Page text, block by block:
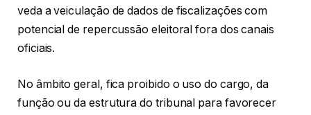
veda a veiculação de dados de fiscalizações com
potencial de repercussão eleitoral fora dos canais
oficiais.
No âmbito geral, fica proibido o uso do cargo, da
função ou da estrutura do tribunal para favorecer